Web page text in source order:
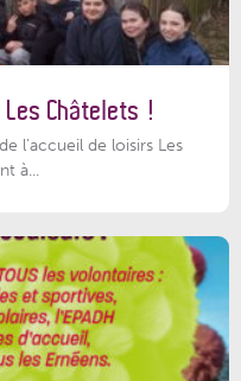
Châtelets !
l’accueil de loisirs Les
à...